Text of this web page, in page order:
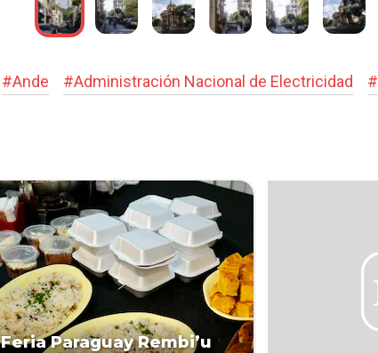
#Ande #Administración Nacional de Electricidad #
Feria Paraguay Rembi’u